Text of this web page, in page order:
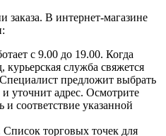
заказа. В интернет-магазине
с 9.00 до 19.00. Когда
курьерская служба свяжется
предложит выбрать
уточнит адрес. Осмотрите
и соответствие указанной
торговых точек для